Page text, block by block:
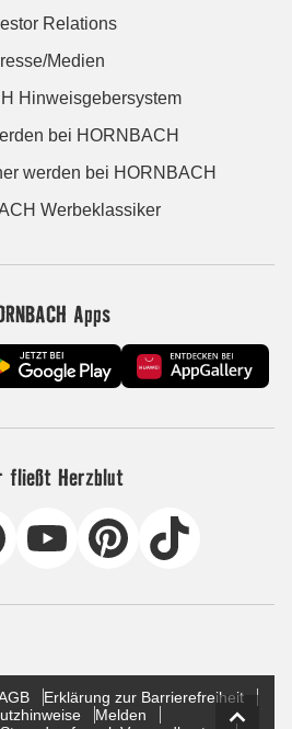
Relations
Medien
Hinweisgebersystem
bei HORNBACH
werden bei HORNBACH
Werbeklassiker
Apps
fließt Herzblut
Erklärung zur Barrierefreiheit
Melden